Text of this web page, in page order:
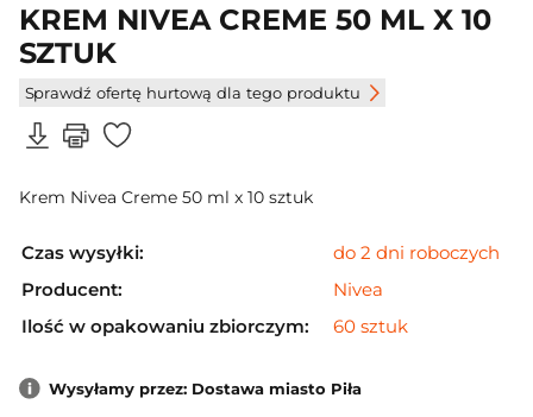
KREM NIVEA CREME 50 ML X 10
SZTUK
Sprawdź ofertę hurtową dla tego produktu
Krem Nivea Creme 50 ml x 10 sztuk
Czas wysyłki:
do 2 dni roboczych
Producent:
Nivea
Ilość w opakowaniu zbiorczym:
60 sztuk
Wysyłamy przez: Dostawa miasto Piła